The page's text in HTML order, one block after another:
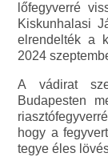
lőfegyverré
Kiskunhalasi
elrendelték a
2024
A vádirat
Budapesten
hogy a
tegye éles